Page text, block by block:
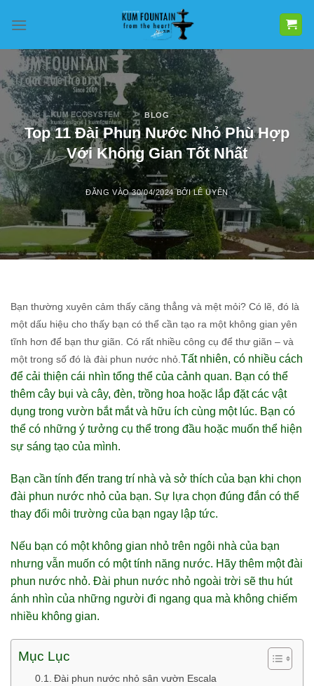
qua
dung
BLOG
Top 11 Đài Phun Nước Nhỏ Phù Hợp
Với Không Gian Tốt Nhất
ĐĂNG VÀO30/04/2024 BỞILÊ UYÊN
Bạn thường xuyên cảm thấy căng thẳng và mệt mỏi? Có lẽ, đó là
một dấu hiệu cho thấy bạn có thể cần tạo ra một không gian yên
tĩnh hơn để bạn thư giãn. Có rất nhiều công cụ để thư giãn – và
một trong số đó là đài phun nước nhỏ. Tất nhiên, có nhiều cách
để cải thiện cái nhìn tổng thể của cảnh quan. Bạn có thể
thêm cây bụi và cây, đèn, trồng hoa hoặc lắp đặt các vật
dụng trong vườn bắt mắt và hữu ích cùng một lúc. Bạn có
thể có những ý tưởng cụ thể trong đầu hoặc muốn thể hiện
sự sáng tạo của mình.
Bạn cần tính đến trang trí nhà và sở thích của bạn khi chọn
đài phun nước nhỏ của bạn. Sự lựa chọn đúng đắn có thể
thay đổi môi trường của bạn ngay lập tức.
Nếu bạn có một không gian nhỏ trên ngôi nhà của bạn
nhưng vẫn muốn có một tính năng nước. Hãy thêm một đài
phun nước nhỏ. Đài phun nước nhỏ ngoài trời sẽ thu hút
ánh nhìn của những người đi ngang qua mà không chiếm
nhiều không gian.
Mục Lục
Đài phun nước nhỏ sân vườn Escala